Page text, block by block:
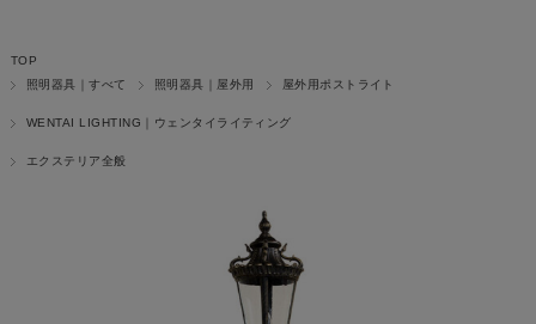
TOP
照明器具｜すべて
照明器具｜屋外用 屋外用ポストライト
WENTAI LIGHTING｜ウェンタイライティング
エクステリア全般